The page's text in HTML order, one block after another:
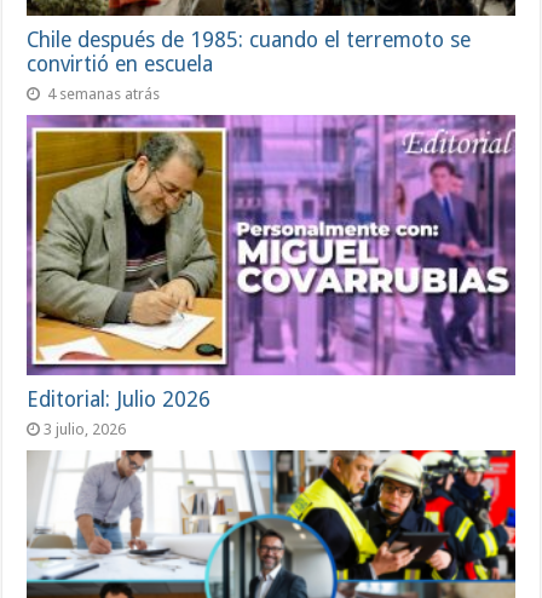
Chile después de 1985: cuando el terremoto se
convirtió en escuela
4 semanas atrás
Editorial: Julio 2026
3 julio, 2026